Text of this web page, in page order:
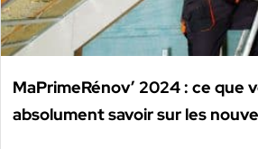
MaPrimeRénov’ 2024 : ce que
absolument savoir sur les